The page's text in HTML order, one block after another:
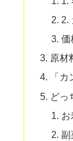
2.
価
原材
「
どっ
お
副